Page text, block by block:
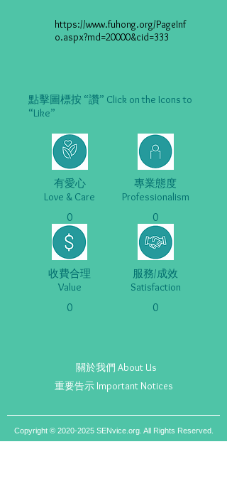
https://www.fuhong.org/PageInf
o.aspx?md=20000&cid=333
點擊圖標按 “讚” Click on the Icons to
“Like”
有愛心
Love & Care
專業態度
Professionalism
0 0
收費合理
Value
服務/成效
Satisfaction
0 0
關於我們 About Us
重要告示 Important Notices
Copyright © 2020-2025SENvice.org. All Rights Reserved.